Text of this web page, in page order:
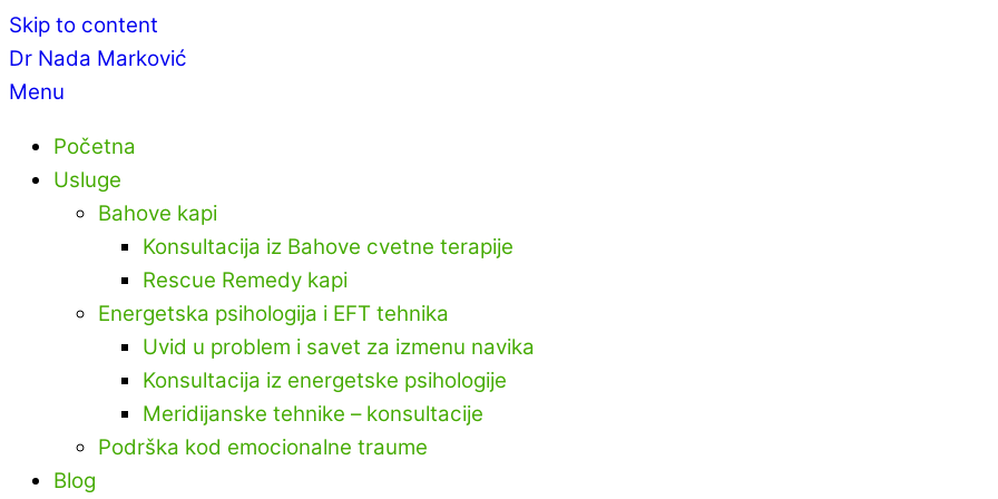
Skip to content
Dr Nada Marković
Menu
Početna
Usluge
Bahove kapi
Konsultacija iz Bahove cvetne terapije
Rescue Remedy kapi
Energetska psihologija i EFT tehnika
Uvid u problem i savet za izmenu navika
Konsultacija iz energetske psihologije
Meridijanske tehnike – konsultacije
Podrška kod emocionalne traume
Blog